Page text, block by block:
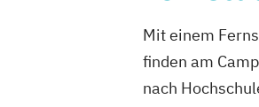
International
Management (DE/
Master of
Mit einem
finden am
nach